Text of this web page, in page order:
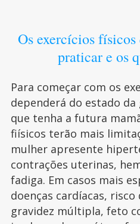
Os exercícios
praticar e os
Para começar com os
dependerá do estado
que tenha a futura
fiísicos terão mais
mulher apresente
contrações uterinas,
fadiga. Em casos mais
doenças cardíacas,
gravidez múltipla, feto